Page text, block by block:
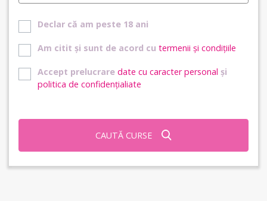
Declar că am peste 18 ani
Am citit și sunt de acord cu termenii și condițiile
Accept prelucrare date cu caracter personal și
politica de confidențialiate
CAUTĂ CURSE